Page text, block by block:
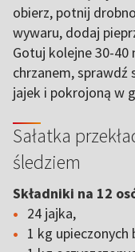
obierz, potnij
wywaru, dodaj
Gotuj kolejne 30-40
chrzanem, sprawdź
jajek i pokrojoną w
Sałatka
śledziem
Składniki na 12
24 jajka,
1 kg upieczonych